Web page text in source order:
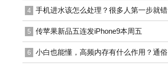
4 手机进水该怎么处理？很多人第一步就错
5 传苹果新品五连发iPhone9本周五
6 小白也能懂，高频内存有什么作用？通俗